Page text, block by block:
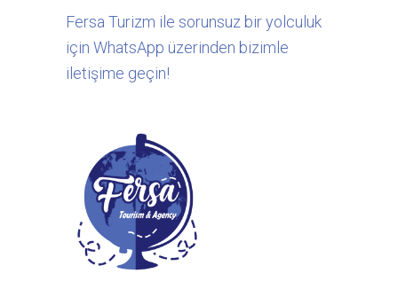
Fersa Turizm ile sorunsuz bir yolculuk
için WhatsApp üzerinden bizimle
iletişime geçin!